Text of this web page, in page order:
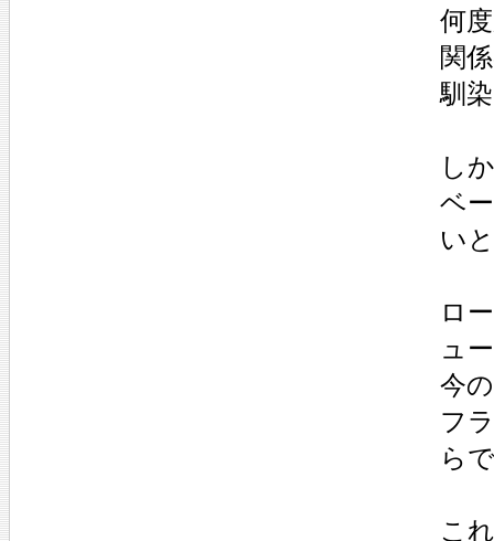
何
関
馴
し
ベ
い
ロ
ュ
今
フ
ら
こ